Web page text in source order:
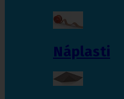
Náplasti